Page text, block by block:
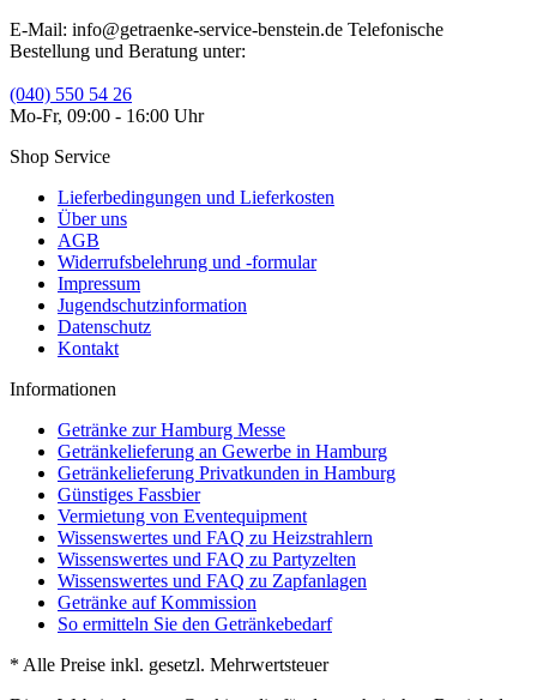
E-Mail: info@getraenke-service-benstein.de Telefonische
Bestellung und Beratung unter:
(040) 550 54 26
Mo-Fr, 09:00 - 16:00 Uhr
Shop Service
Lieferbedingungen und Lieferkosten
Über uns
AGB
Widerrufsbelehrung und -formular
Impressum
Jugendschutzinformation
Datenschutz
Kontakt
Informationen
Getränke zur Hamburg Messe
Getränkelieferung an Gewerbe in Hamburg
Getränkelieferung Privatkunden in Hamburg
Günstiges Fassbier
Vermietung von Eventequipment
Wissenswertes und FAQ zu Heizstrahlern
Wissenswertes und FAQ zu Partyzelten
Wissenswertes und FAQ zu Zapfanlagen
Getränke auf Kommission
So ermitteln Sie den Getränkebedarf
* Alle Preise inkl. gesetzl. Mehrwertsteuer